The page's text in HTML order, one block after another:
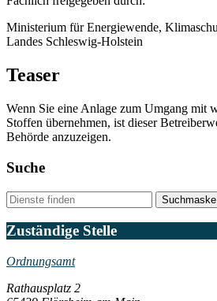
Ministerium für Energiewende,
Landes Schleswig-Holstein
Teaser
Wenn Sie eine Anlage zum Umgang mit
Stoffen übernehmen, ist dieser
Behörde anzuzeigen.
Suche
Zuständige Stelle
Ordnungsamt
Rathausplatz 2